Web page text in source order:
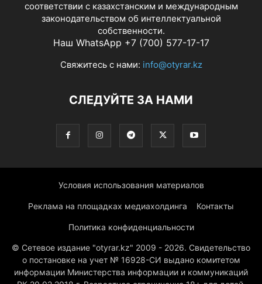
соответствии с казахстанским и международным
законодательством об интеллектуальной
собственности.
Наш WhatsApp +7 (700) 577-17-17
Свяжитесь с нами: info@otyrar.kz
СЛЕДУЙТЕ ЗА НАМИ
Условия использования материалов
Реклама на площадках медиахолдинга Контакты
Политика конфиденциальности
© Сетевое издание "otyrar.kz" 2009 - 2026. Свидетельство
о постановке на учет № 16928-СИ выдано комитетом
информации Министерства информации и коммуникаций